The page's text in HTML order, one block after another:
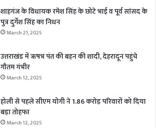
शाहगंज के विधायक रमेश सिंह के छोटे भाई व पूर्व सांसद के
पुत्र दुर्गेश सिंह का निधन
March 21, 2025
उत्तराखंड में ऋषभ पंत की बहन की शादी, देहरादून पहुंचे
गौतम गंभीर
March 12, 2025
होली से पहले सीएम योगी ने 1.86 करोड़ परिवारों को दिया
बड़ा तोहफा
March 12, 2025